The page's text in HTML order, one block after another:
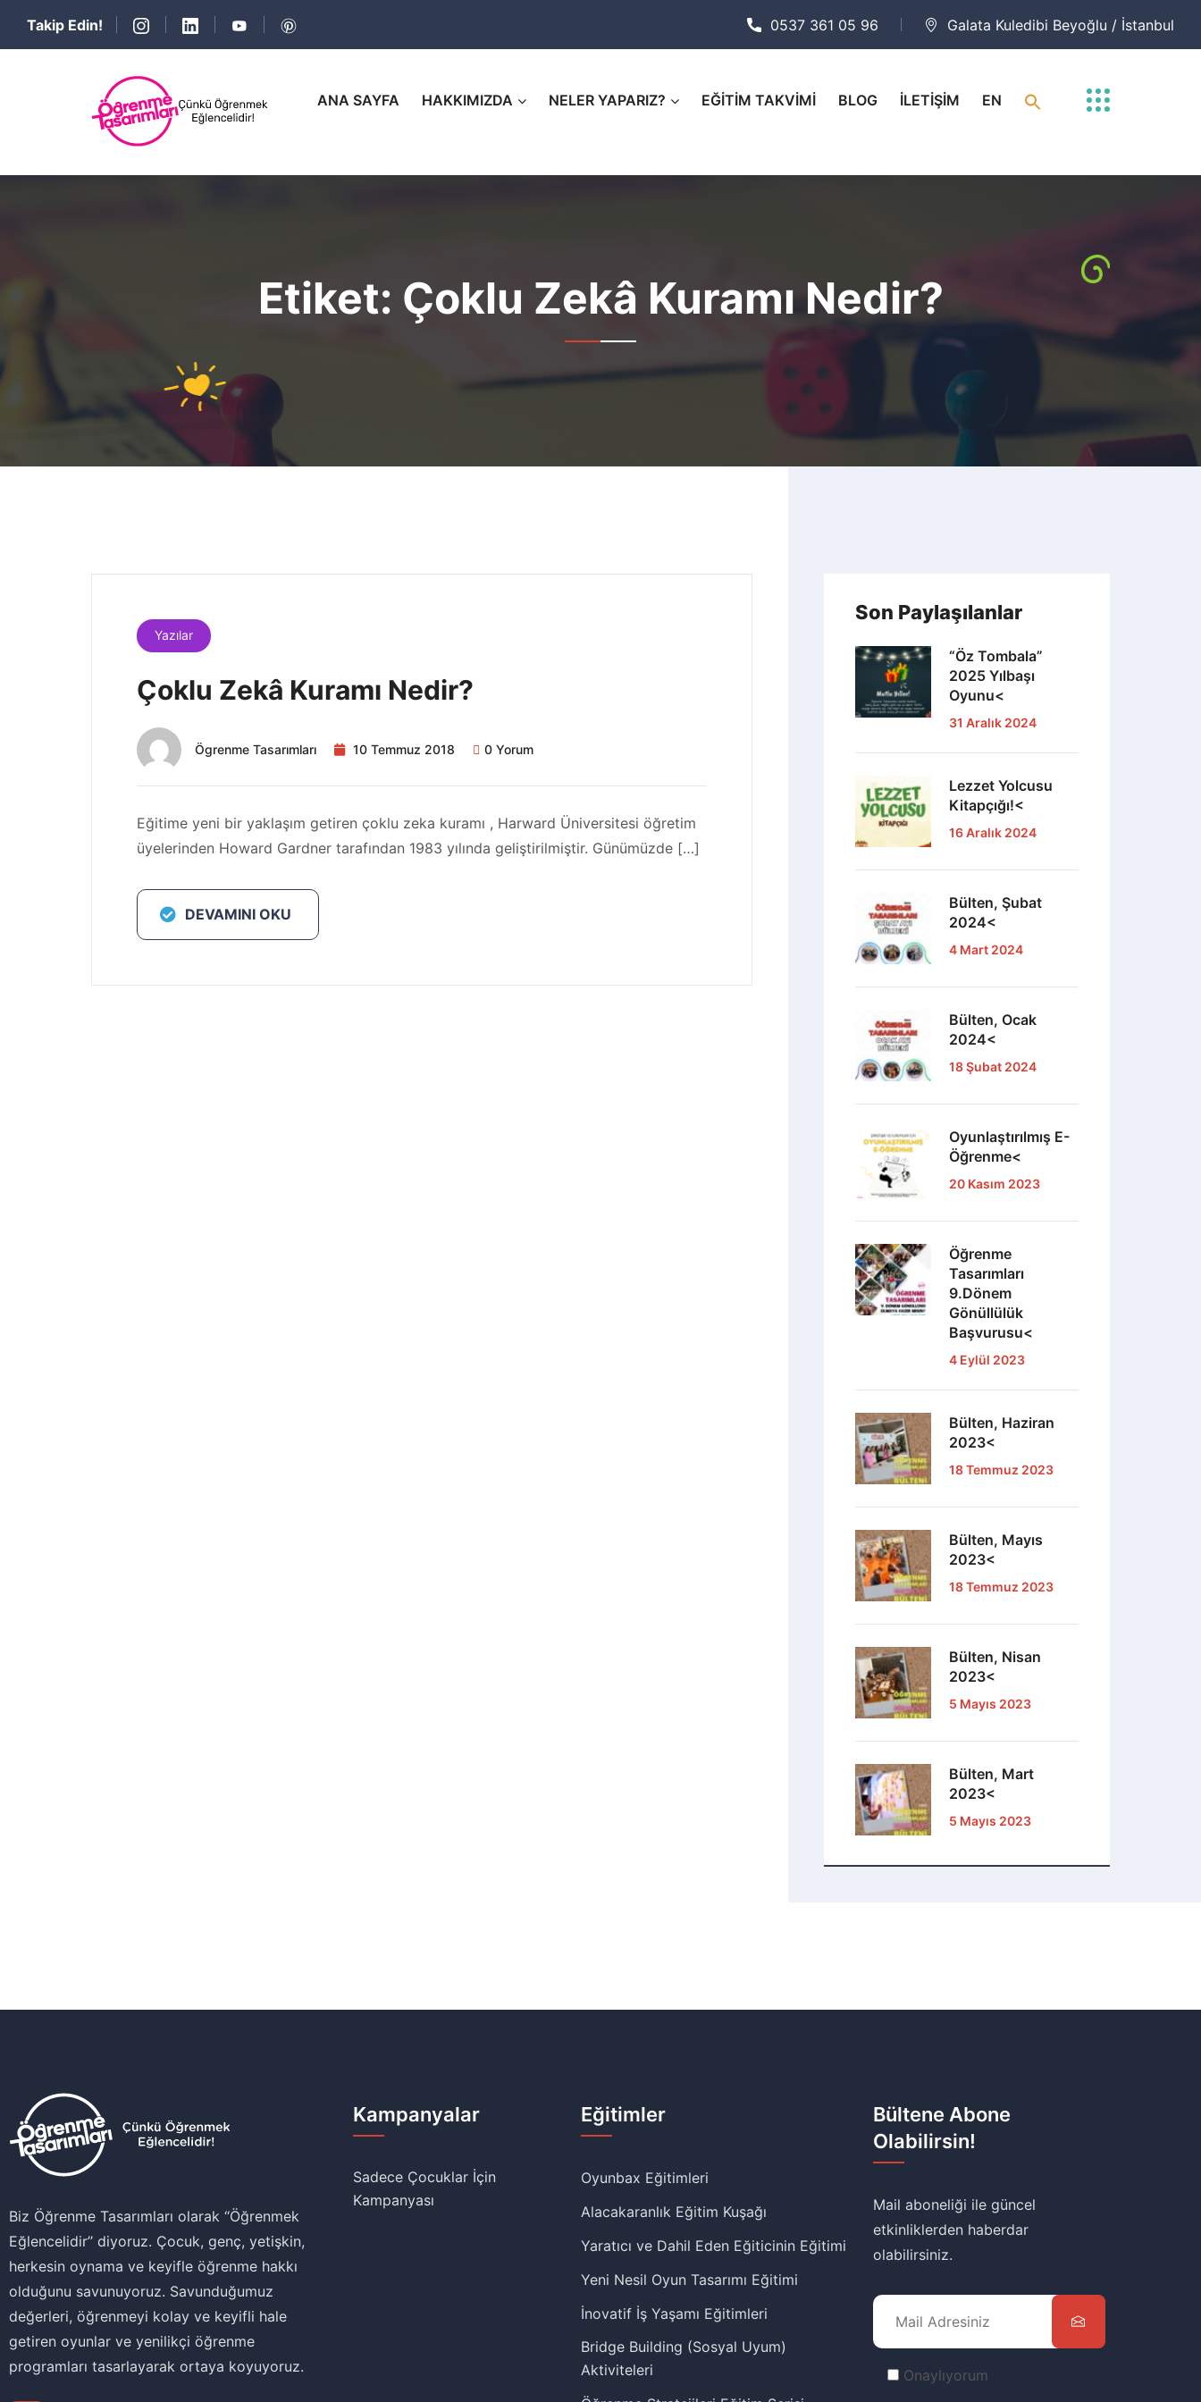
Takip Edin! 0537 361 05 96 Galata Kuledibi Beyoğlu / İstanbul
ANA SAYFA HAKKIMIZDA NELER YAPARIZ? EĞİTİM TAKVİMİ BLOG İLETİŞİM EN
Etiket: Çoklu Zekâ Kuramı Nedir?
Yazılar
Çoklu Zekâ Kuramı Nedir?
Ögrenme Tasarımları 10 Temmuz 2018 0 Yorum
Eğitime yeni bir yaklaşım getiren çoklu zeka kuramı , Harward Üniversitesi öğretim
üyelerinden Howard Gardner tarafından 1983 yılında geliştirilmiştir. Günümüzde […]
DEVAMINI OKU
Son Paylaşılanlar
“Öz Tombala”
2025 Yılbaşı
Oyunu<
31 Aralık 2024
Lezzet Yolcusu
Kitapçığı!<
16 Aralık 2024
Bülten, Şubat
2024<
4 Mart 2024
Bülten, Ocak
2024<
18 Şubat 2024
Oyunlaştırılmış E-
Öğrenme<
20 Kasım 2023
Öğrenme
Tasarımları
9.Dönem
Gönüllülük
Başvurusu<
4 Eylül 2023
Bülten, Haziran
2023<
18 Temmuz 2023
Bülten, Mayıs
2023<
18 Temmuz 2023
Bülten, Nisan
2023<
5 Mayıs 2023
Bülten, Mart
2023<
5 Mayıs 2023
Biz Öğrenme Tasarımları olarak ‘‘Öğrenmek
Eğlencelidir’’ diyoruz. Çocuk, genç, yetişkin,
herkesin oynama ve keyifle öğrenme hakkı
olduğunu savunuyoruz. Savunduğumuz
değerleri, öğrenmeyi kolay ve keyifli hale
getiren oyunlar ve yenilikçi öğrenme
programları tasarlayarak ortaya koyuyoruz.
Kampanyalar
Sadece Çocuklar İçin
Kampanyası
Eğitimler
Oyunbax Eğitimleri
Alacakaranlık Eğitim Kuşağı
Yaratıcı ve Dahil Eden Eğiticinin Eğitimi
Yeni Nesil Oyun Tasarımı Eğitimi
İnovatif İş Yaşamı Eğitimleri
Bridge Building (Sosyal Uyum)
Aktiviteleri
Bültene Abone
Olabilirsin!
Mail aboneliği ile güncel
etkinliklerden haberdar
olabilirsiniz.
Onaylıyorum